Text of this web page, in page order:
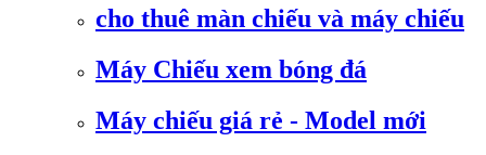
cho thuê màn chiếu và máy chiếu
Máy Chiếu xem bóng đá
Máy chiếu giá rẻ - Model mới